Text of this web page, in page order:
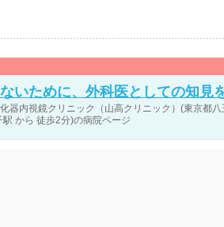
いために、外科医としての知見
器内視鏡クリニック（山高クリニック）(東京都
駅 から 徒歩2分)の病院ページ